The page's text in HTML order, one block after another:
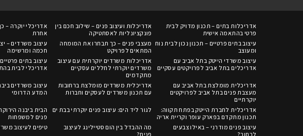
אדריכלות בתים – תכנון מדויק לבית
פרטי בהתאמה אישית
אדריכלות ועיצוב פנים – שילוב חכם בין
פונקציונליות לאסתטיקה
אדריכלי יוקרה –
אחרת
עיצוב בתים פרטיים – תכנון נכון לבית נוח
ומעוצב
מעצבי פנים – כך תבחרו את המומחה
המתאים לפרויקט
עיצוב משרדים –
חכמה ומרשימה
עיצוב משרדי הייטק בתל אביב עם
אדריכלים בתל אביב לפרויקטים עסקיים
אדריכלות משרדים יוקרתית עם עיצוב
משרדים יוקרתי לחללים עסקיים
מתקדמים
עיצוב בתים
אדריכלי לבית
אדריכלית מומלצת בתל אביב עם
מעצבת פנים בתל אביב לפרויקטים
יוקרתיים
אדריכלית משרדים מומלצת ברחובות
עם תכנון משרדים לעסקים וחברות
עיצוב משרדים
המדע הדרומי
אדריכלית לחברת הייטק בפתח תקווה:
תכנון מתקדם בפארק עופר וקריית אריה
לגור ליד הים: עיצוב פנים יוקרתי בבת ים
הבית ביבנה
פנים למשפחות
עיצוב פנים מודרני – באילו צבעים
לבחור?
מה ההבדל בין הום סטיילינג לעיצוב
פנים?
טיפים לעיצוב